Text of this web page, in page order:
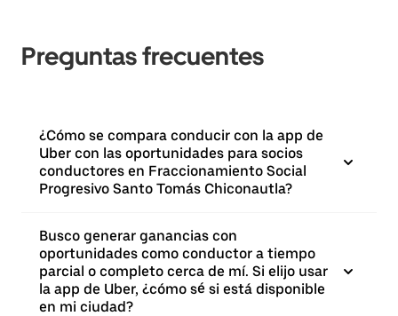
Preguntas frecuentes
¿Cómo se compara conducir con la app de
Uber con las oportunidades para socios
conductores en Fraccionamiento Social
Progresivo Santo Tomás Chiconautla?
Busco generar ganancias con
oportunidades como conductor a tiempo
parcial o completo cerca de mí. Si elijo usar
la app de Uber, ¿cómo sé si está disponible
en mi ciudad?